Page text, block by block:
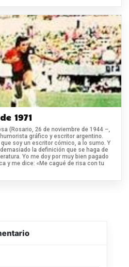
1971
(Rosario, 26 de noviembre de 1944 –,
gráfico y escritor argentino.
soy un escritor cómico, a lo sumo. Y
la definición que se haga de
Yo me doy por muy bien pagado
y me dice: «Me cagué de risa con tu